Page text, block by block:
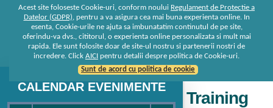
Acest site foloseste Cookie-uri, conform noului Regulament de Protectie a
Datelor (GDPR), pentru a va asigura cea mai buna experienta online. In
esenta, Cookie-urile ne ajuta sa imbunatatim continutul de pe site,
oferindu-va dvs., cititorul, o experienta online personalizata si mult mai
rapida. Ele sunt folosite doar de site-ul nostru si partenerii nostri de
incredere. Click AICI pentru detalii despre politica de Cookie-uri.
Sunt de acord cu politica de cookie
Seminare • Conferinte • Training
CALENDAR EVENIMENTE